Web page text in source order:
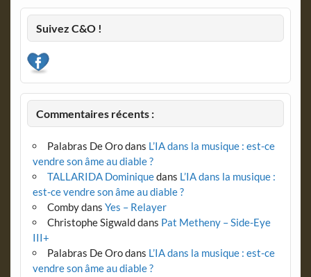
Suivez C&O !
Commentaires récents :
Palabras De Orodans L’IA dans la musique : est-ce
vendre son âme au diable ?
TALLARIDA Dominiquedans L’IA dans la musique :
est-ce vendre son âme au diable ?
Combydans Yes – Relayer
Christophe Sigwalddans Pat Metheny – Side-Eye
III+
Palabras De Orodans L’IA dans la musique : est-ce
vendre son âme au diable ?